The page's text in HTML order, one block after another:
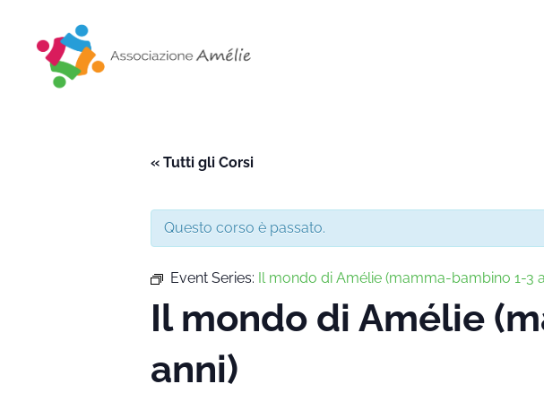
« Tutti gli Corsi
Questo corso è passato.
Event Series: Il mondo di Amélie (mamma-bambino 1-3
Il mondo di Amélie
anni)